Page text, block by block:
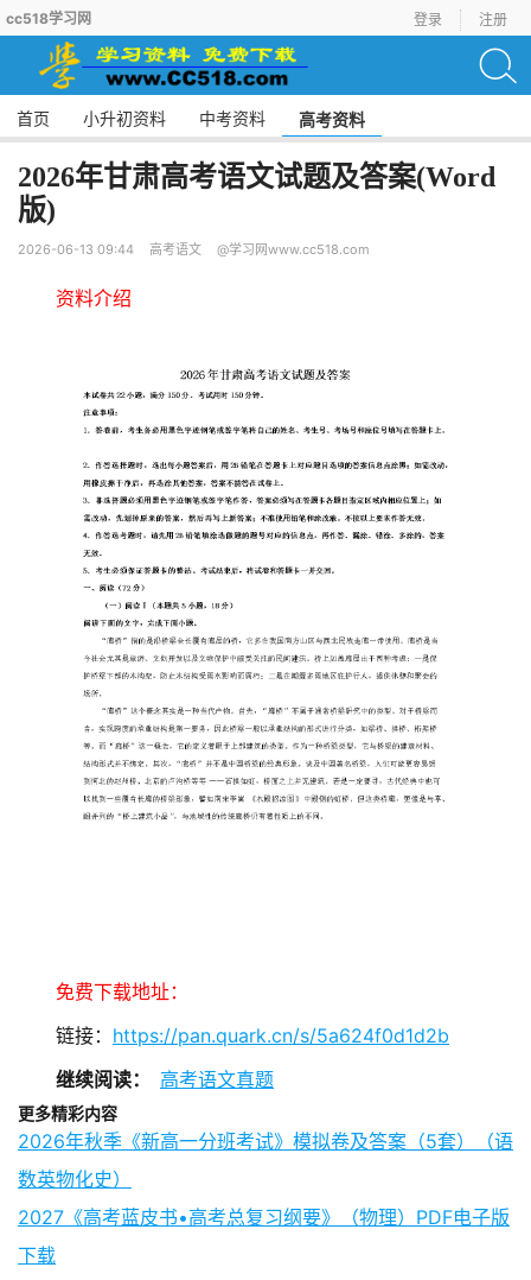
cc518学习网 登录 注册
首页 小升初资料 中考资料 高考资料
2026年甘肃高考语文试题及答案(Word
版)
2026-06-13 09:44 高考语文 @学习网www.cc518.com
资料介绍
免费下载地址：
链接： https://pan.quark.cn/s/5a624f0d1d2b
继续阅读：
高考语文真题
更多精彩内容
2026年秋季《新高一分班考试》模拟卷及答案（5套）（语
数英物化史）
2027《高考蓝皮书•高考总复习纲要》（物理）PDF电子版
下载